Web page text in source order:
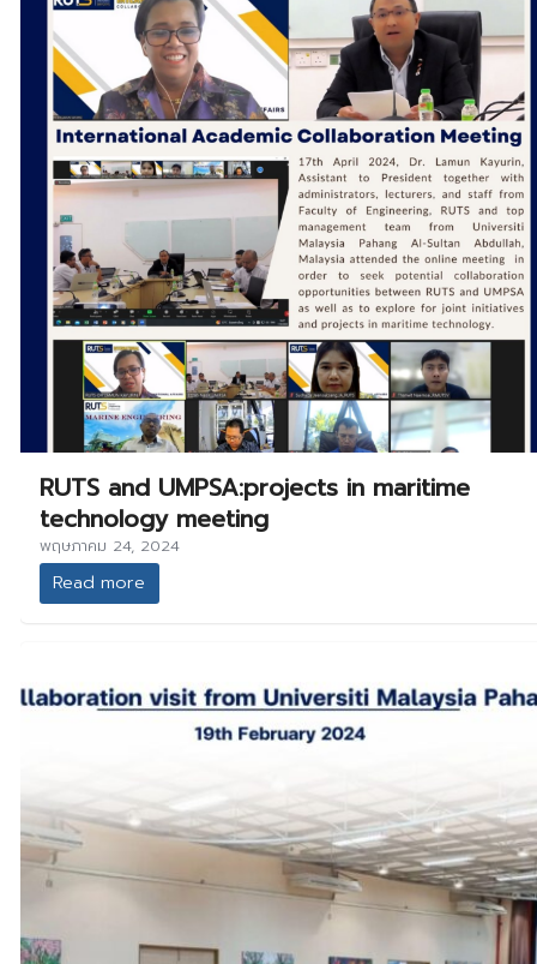
RUTS and UMPSA:projects in maritime
technology meeting
พฤษภาคม 24, 2024
Read more